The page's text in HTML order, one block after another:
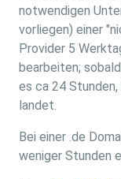
notwendigen
vorliegen) einer
Provider 5
bearbeiten;
es ca 24
landet.
Bei einer .de
weniger Stunden